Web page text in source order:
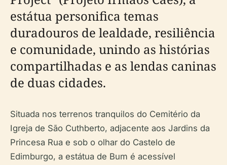
estátua personifica temas
duradouros de lealdade, resiliência
e comunidade, unindo as histórias
compartilhadas e as lendas caninas
de duas cidades.
Situada nos terrenos tranquilos do Cemitério da
Igreja de São Cuthberto, adjacente aos Jardins da
Princesa Rua e sob o olhar do Castelo de
Edimburgo, a estátua de Bum é acessível